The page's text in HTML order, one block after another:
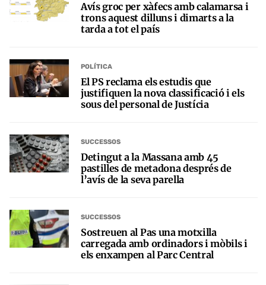
Avís groc per xàfecs amb calamarsa i
trons aquest dilluns i dimarts a la
tarda a tot el país
POLÍTICA
El PS reclama els estudis que
justifiquen la nova classificació i els
sous del personal de Justícia
SUCCESSOS
Detingut a la Massana amb 45
pastilles de metadona després de
l’avís de la seva parella
SUCCESSOS
Sostreuen al Pas una motxilla
carregada amb ordinadors i mòbils i
els enxampen al Parc Central